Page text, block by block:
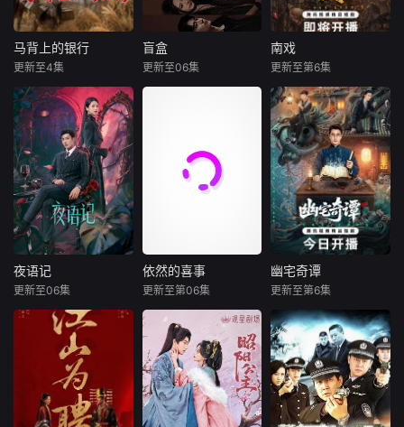
坝等，讲述了两个
性格迥异、生活经
历不同的都市青年
男女，在昆明旅行
的爱情故
愫。齐王疯狂闯入
两人大婚之夜，戚
元与他同归于尽，
却发现自己重生。
（陈瑶 饰）与九门
诸人共赴冒险奇
局。一桩401部队
的神秘失踪事件，
天秘辛。生死抉
择、兄弟之情、门
派担当与家国大义
相互交织。九门众
人用热血和牺牲，
守护家园，共渡难
关。
马背上的银行
姬晓飞
抗战时期，日伪大
肆发行伪钞，肆意
扰乱根据地金融秩
序、掠夺战略物
资。为守住敌后经
济命脉，我党革命
干部高景波、徐邵
梁等人临危受命，
在太行山根据地秘
密筹备冀南银行。
宝田深受革命精神
感召，挺身
马背上的银行
更新至4集
盲盒
故事——用一场精
心策划的“夏令营”
完成复仇的受害
体的人格“刮刮
乐”；病床前不离不
人”；产后抑郁中自
我摧毁的“
盲盒
更新至06集
南戏
吉舒亦
暂无简介
南戏
更新至第6集
夜语记
孙思凡
出身贫寒的酿酒师
叶小唯遭遇爱人程
桉、恩师林晚媚的
双重背叛。她从恨
意中涅槃重生，借
夜语记
更新至06集
依然的喜事
王天辰
烟火深处，岁月生
香。 春光巷
里，俯拾皆是散落
的暖意。 晓西
天内，托举生死千
依然的喜事
更新至第06集
幽宅奇谭
肖东昊
民国时期，江淮与
迅哥组成说书班
子，偶遇“白天人住
屋，晚上鬼占房”的
阴阳宅，江淮被掳
幽宅奇谭
更新至第6集